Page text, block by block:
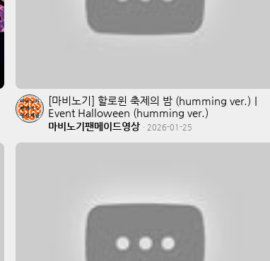
[마비노기] 할로윈 축제의 밤 (humming ver.)｜
Event Halloween (humming ver.)
마비노기팬메이드영상 · 2026-01-25